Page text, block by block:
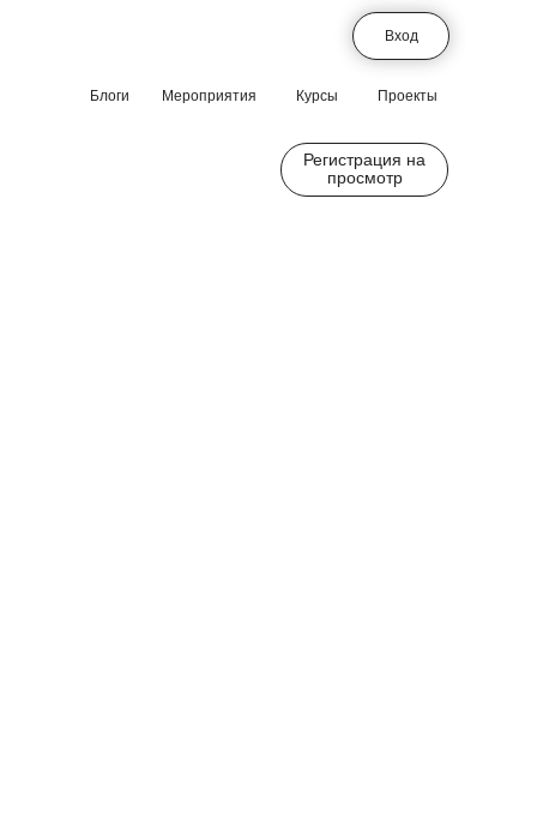
Курсы
Мероприятия Проекты
Блоги
Вход
Регистрация на
просмотр